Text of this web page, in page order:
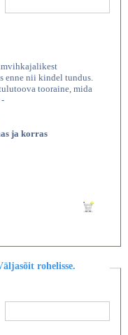
enne nii kindel tundus.
tooraine, mida
ja korras
rohelisse.